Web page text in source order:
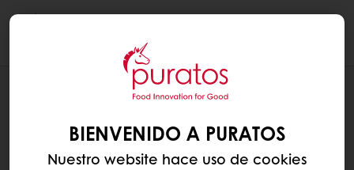
BIENVENIDO A PURATOS
Nuestro website hace uso de cookies